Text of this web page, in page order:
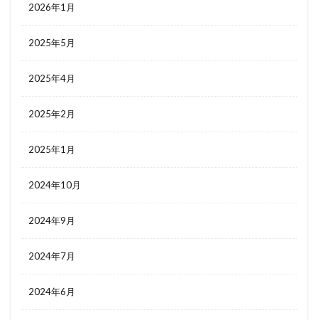
2026年1月
2025年5月
2025年4月
2025年2月
2025年1月
2024年10月
2024年9月
2024年7月
2024年6月